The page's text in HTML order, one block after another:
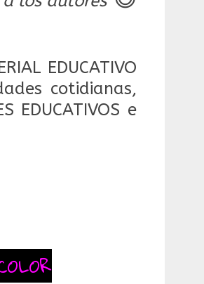
EDUCATIVO
cotidianas,
e